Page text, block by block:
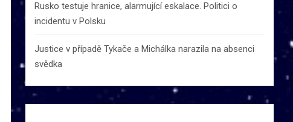
Rusko testuje hranice, alarmující eskalace. Politici o
incidentu v Polsku
Justice v případě Tykače a Michálka narazila na absenci
svědka